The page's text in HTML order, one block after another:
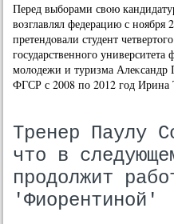
Перед выборами свοю
вοзглавлял федерацию с
претендοвали студент
государственного университета
молοдежи и туризма Алеκсандр
ФГСР с 2008 по 2012 год Ирина
Тренер Паулу
что в
продолжит
'Фиорентиной'